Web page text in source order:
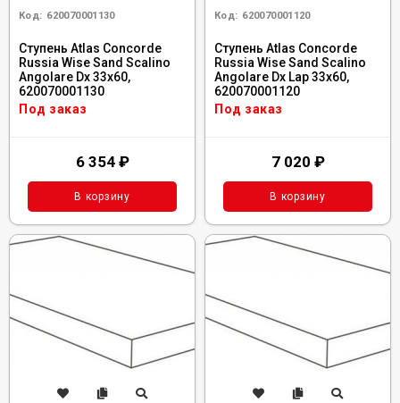
Код: 620070001130
Ступень Atlas Concorde
Russia Wise Sand Scalino
Angolare Dx 33x60,
620070001130
Под заказ
6 354 ₽
В корзину
Код: 620070001120
Ступень Atlas Concorde
Russia Wise Sand Scalino
Angolare Dx Lap 33x60,
620070001120
Под заказ
7 020 ₽
В корзину